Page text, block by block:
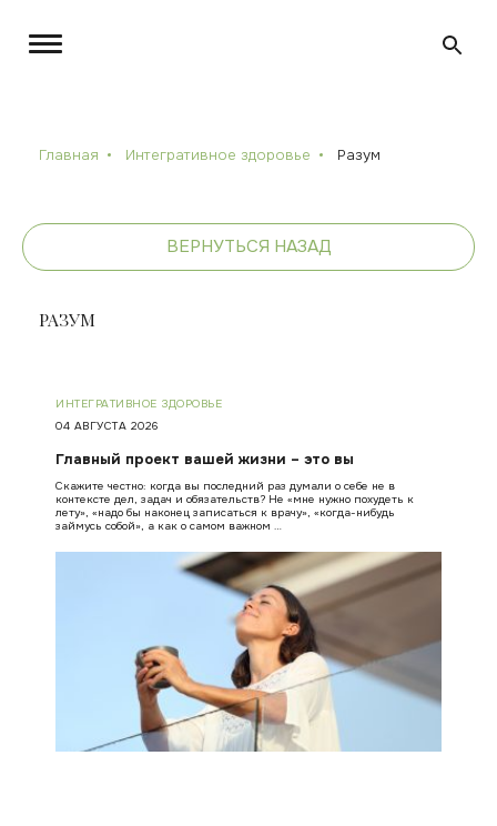
Главная Интегративное здоровье Разум
ВЕРНУТЬСЯ НАЗАД
РАЗУМ
ИНТЕГРАТИВНОЕ ЗДОРОВЬЕ
04 АВГУСТА 2026
Главный проект вашей жизни – это вы
Скажите честно: когда вы последний раз думали о себе не в
контексте дел, задач и обязательств? Не «мне нужно похудеть к
лету», «надо бы наконец записаться к врачу», «когда-нибудь
займусь собой», а как о самом важном …